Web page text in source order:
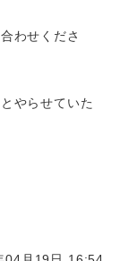
わせくださ
やらせていた